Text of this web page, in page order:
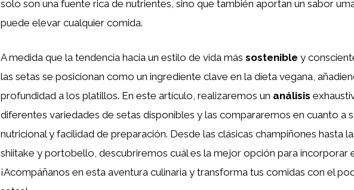
solo son una fuente rica de nutrientes, sino que también aportan un sabor
puede elevar cualquier comida.
A medida que la tendencia hacia un estilo de vida más sostenible y
las setas se posicionan como un ingrediente clave en la dieta vegana,
profundidad a los platillos. En este artículo, realizaremos un análisis
diferentes variedades de setas disponibles y las compararemos en cuanto a
nutricional y facilidad de preparación. Desde las clásicas champiñones hasta
shiitake y portobello, descubriremos cuál es la mejor opción para incorporar
¡Acompáñanos en esta aventura culinaria y transforma tus comidas con el